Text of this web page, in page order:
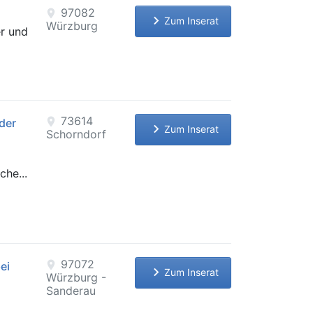
und
location_on 97082
Würzburg
keyboard_arrow_right Zum Inserat
location_on 73614
Schorndorf
keyboard_arrow_right Zum Inserat
location_on 97072
Würzburg -
Sanderau
keyboard_arrow_right Zum Inserat